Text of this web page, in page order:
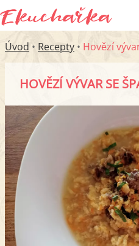
Úvod • Recepty • Hovězí
HOVĚZÍ VÝVAR SE